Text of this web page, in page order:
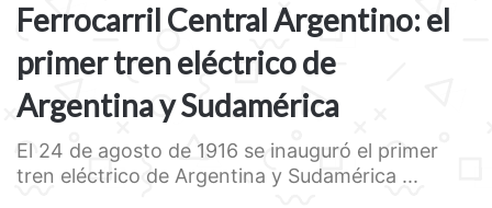
Ferrocarril Central Argentino: el
primer tren eléctrico de
Argentina y Sudamérica
El 24 de agosto de 1916 se inauguró el primer
tren eléctrico de Argentina y Sudamérica ...